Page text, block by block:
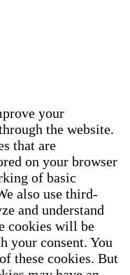
your
the website.
that are
on your browser
of basic
also use third-
and understand
cookies will be
your consent. You
these cookies. But